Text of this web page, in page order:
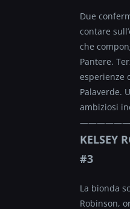
Due
contare
che
Pantere.
esperienze
Palaverde.
ambiziosi
KELSEY
#3
La bionda
Robinson,